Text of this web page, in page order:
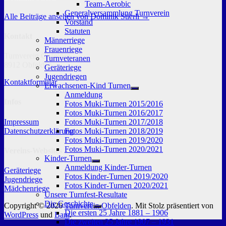
Team-Aerobic
Generalversammlung Turnverein
Vorstand
Statuten
Männerriege
Frauenriege
Turnveteranen
Geräteriege
Jugendriegen
Erwachsenen-Kind Turnen
Untermenü
anzeigen
Anmeldung
Fotos Muki-Turnen 2015/2016
Fotos Muki-Turnen 2016/2017
Fotos Muki-Turnen 2017/2018
Fotos Muki-Turnen 2018/2019
Fotos Muki-Turnen 2019/2020
Fotos Muki-Turnen 2020/2021
Kinder-Turnen
Untermenü
anzeigen
Anmeldung Kinder-Turnen
Fotos Kinder-Turnen 2019/2020
Fotos Kinder-Turnen 2020/2021
Unsere Turnfest-Resultate
Die Geschichte
Untermenü
anzeigen
Die ersten 25 Jahre 1881 – 1906
Die zweiten 25 Jahre 1907 – 1931
Alle Beiträge ansehen von Dominik Stierli →
Turnverein Obfelden
8912 Obfelden
Kontaktformular
Impressum
Datenschutzerklärung
Vereins-Websites
Geräteriege
Jugendriege
Mädchenriege
Copyright © 2026Turnverein Obfelden. Mit Stolz präsentiert von
WordPress und Bam.